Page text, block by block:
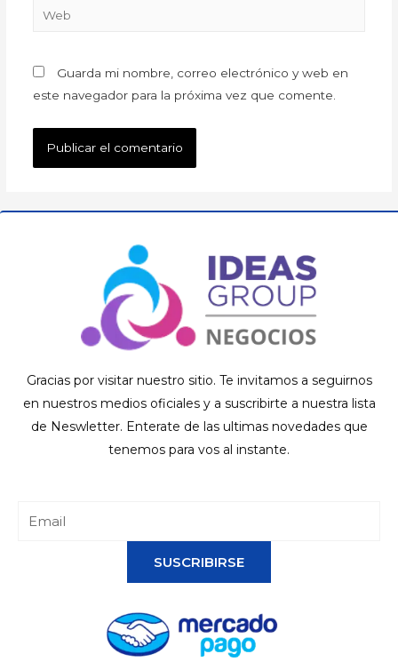
Guarda mi nombre, correo electrónico y web en
este navegador para la próxima vez que comente.
Gracias por visitar nuestro sitio. Te invitamos a seguirnos
en nuestros medios oficiales y a suscribirte a nuestra lista
de Neswletter. Enterate de las ultimas novedades que
tenemos para vos al instante.
SUSCRIBIRSE